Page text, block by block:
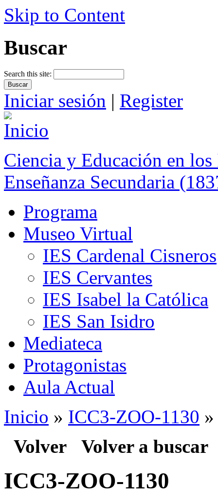
Skip to Content
Buscar
Search this site:
Iniciar sesión | Register
Ciencia y Educación en
Enseñanza Secundaria
Programa
Museo Virtual
IES Cardenal Cisneros
IES Cervantes
IES Isabel la Católica
IES San Isidro
Mediateca
Protagonistas
Aula Actual
Inicio » ICC3-ZOO-1130
Volver Volver a buscar
ICC3-ZOO-1130